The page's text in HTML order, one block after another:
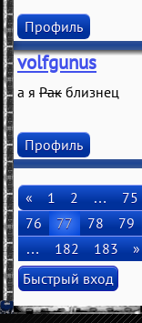
Профиль
volfgunus
а я Рак близнец
Профиль
« 1 2 …
75
76
77 78
79
…
182 183 »